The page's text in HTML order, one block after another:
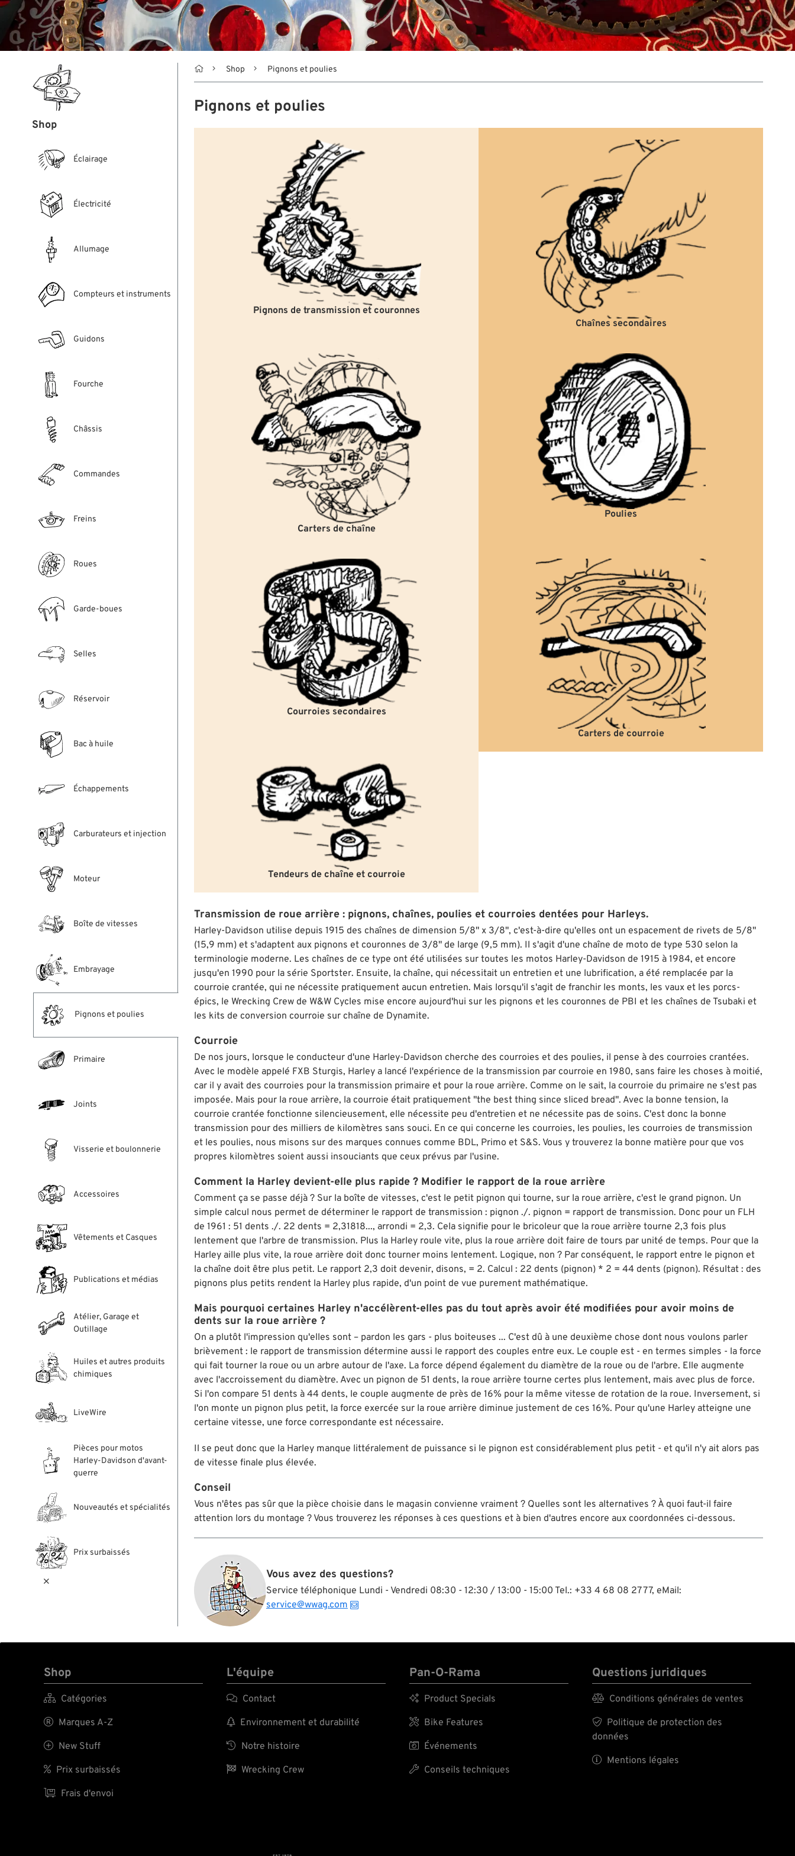
Shop
Éclairage
Électricité
Allumage
Compteurs et instruments
Guidons
Fourche
Châssis
Commandes
Freins
Roues
Garde-boues
Selles
Réservoir
Bac à huile
Échappements
Carburateurs et injection
Moteur
Boîte de vitesses
Embrayage
Pignons et poulies
Primaire
Joints
Visserie et boulonnerie
Accessoires
Vêtements et Casques
Publications et médias
Atélier, Garage et
Outillage
Huiles et autres produits
chimiques
LiveWire
Pièces pour motos
Harley-Davidson d'avant-
guerre
Nouveautés et spécialités
Prix surbaissés

 Shop Pignons et poulies
Pignons et poulies
Pignons de transmission et couronnes
Chaînes secondaires
Carters de chaîne
Poulies
Courroies secondaires
Carters de courroie
Tendeurs de chaîne et courroie
Transmission de roue arrière : pignons, chaînes, poulies et courroies dentées pour Harleys.
Harley-Davidson utilise depuis 1915 des chaînes de dimension 5/8" x 3/8", c'est-à-dire qu'elles ont un espacement de rivets de 5/8"
(15,9 mm) et s'adaptent aux pignons et couronnes de 3/8" de large (9,5 mm). Il s'agit d'une chaîne de moto de type 530 selon la
terminologie moderne. Les chaînes de ce type ont été utilisées sur toutes les motos Harley-Davidson de 1915 à 1984, et encore
jusqu'en 1990 pour la série Sportster. Ensuite, la chaîne, qui nécessitait un entretien et une lubrification, a été remplacée par la
courroie crantée, qui ne nécessite pratiquement aucun entretien. Mais lorsqu'il s'agit de franchir les monts, les vaux et les porcs-
épics, le Wrecking Crew de W&W Cycles mise encore aujourd'hui sur les pignons et les couronnes de PBI et les chaînes de Tsubaki et
les kits de conversion courroie sur chaîne de Dynamite.
Courroie
De nos jours, lorsque le conducteur d'une Harley-Davidson cherche des courroies et des poulies, il pense à des courroies crantées.
Avec le modèle appelé FXB Sturgis, Harley a lancé l'expérience de la transmission par courroie en 1980, sans faire les choses à moitié,
car il y avait des courroies pour la transmission primaire et pour la roue arrière. Comme on le sait, la courroie du primaire ne s'est pas
imposée. Mais pour la roue arrière, la courroie était pratiquement "the best thing since sliced bread". Avec la bonne tension, la
courroie crantée fonctionne silencieusement, elle nécessite peu d'entretien et ne nécessite pas de soins. C'est donc la bonne
transmission pour des milliers de kilomètres sans souci. En ce qui concerne les courroies, les poulies, les courroies de transmission
et les poulies, nous misons sur des marques connues comme BDL, Primo et S&S. Vous y trouverez la bonne matière pour que vos
propres kilomètres soient aussi insouciants que ceux prévus par l'usine.
Comment la Harley devient-elle plus rapide ? Modifier le rapport de la roue arrière
Comment ça se passe déjà ? Sur la boîte de vitesses, c'est le petit pignon qui tourne, sur la roue arrière, c'est le grand pignon. Un
simple calcul nous permet de déterminer le rapport de transmission : pignon ./. pignon = rapport de transmission. Donc pour un FLH
de 1961 : 51 dents ./. 22 dents = 2,31818..., arrondi = 2,3. Cela signifie pour le bricoleur que la roue arrière tourne 2,3 fois plus
lentement que l'arbre de transmission. Plus la Harley roule vite, plus la roue arrière doit faire de tours par unité de temps. Pour que la
Harley aille plus vite, la roue arrière doit donc tourner moins lentement. Logique, non ? Par conséquent, le rapport entre le pignon et
la chaîne doit être plus petit. Le rapport 2,3 doit devenir, disons, = 2. Calcul : 22 dents (pignon) * 2 = 44 dents (pignon). Résultat : des
pignons plus petits rendent la Harley plus rapide, d'un point de vue purement mathématique.
Mais pourquoi certaines Harley n'accélèrent-elles pas du tout après avoir été modifiées pour avoir moins de
dents sur la roue arrière ?
On a plutôt l'impression qu'elles sont – pardon les gars - plus boiteuses ... C'est dû à une deuxième chose dont nous voulons parler
brièvement : le rapport de transmission détermine aussi le rapport des couples entre eux. Le couple est - en termes simples - la force
qui fait tourner la roue ou un arbre autour de l'axe. La force dépend également du diamètre de la roue ou de l'arbre. Elle augmente
avec l'accroissement du diamètre. Avec un pignon de 51 dents, la roue arrière tourne certes plus lentement, mais avec plus de force.
Si l'on compare 51 dents à 44 dents, le couple augmente de près de 16% pour la même vitesse de rotation de la roue. Inversement, si
l'on monte un pignon plus petit, la force exercée sur la roue arrière diminue justement de ces 16%. Pour qu'une Harley atteigne une
certaine vitesse, une force correspondante est nécessaire.
Il se peut donc que la Harley manque littéralement de puissance si le pignon est considérablement plus petit - et qu'il n'y ait alors pas
de vitesse finale plus élevée.
Conseil
Vous n'êtes pas sûr que la pièce choisie dans le magasin convienne vraiment ? Quelles sont les alternatives ? À quoi faut-il faire
attention lors du montage ? Vous trouverez les réponses à ces questions et à bien d'autres encore aux coordonnées ci-dessous.
Vous avez des questions?
Service téléphonique Lundi - Vendredi 08:30 - 12:30 / 13:00 - 15:00 Tel.: +33 4 68 08 27 77, eMail:
service@wwag.com
Shop
 Catégories
 Marques A-Z
 New Stuff
 Prix surbaissés
 Frais d'envoi
L'équipe
 Contact
 Environnement et durabilité
 Notre histoire
 Wrecking Crew
Pan-O-Rama
 Product Specials
 Bike Features
 Événements
 Conseils techniques
Questions juridiques
 Conditions générales de ventes

Politique de protection des
données
 Mentions légales